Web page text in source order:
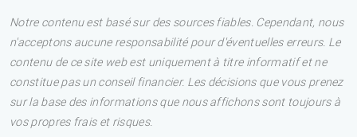
Notre contenu est basé sur des sources fiables. Cependant, nous
n'acceptons aucune responsabilité pour d'éventuelles erreurs. Le
contenu de ce site web est uniquement à titre informatif et ne
constitue pas un conseil financier. Les décisions que vous prenez
sur la base des informations que nous affichons sont toujours à
vos propres frais et risques.